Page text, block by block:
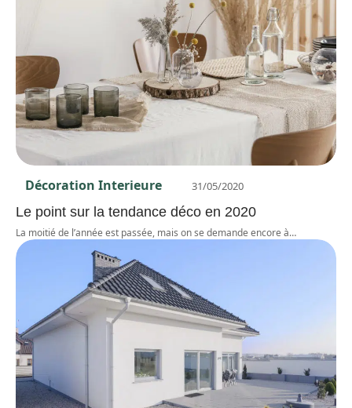
Décoration Interieure 31/05/2020
Le point sur la tendance déco en 2020
La moitié de l’année est passée, mais on se demande encore à…